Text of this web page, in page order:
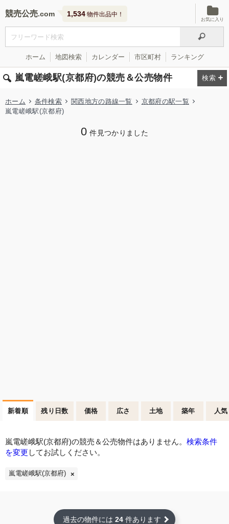
競売公売 1,534 物件出品中！
お気に入り
ホーム 地図検索 カレンダー 市区町村 ランキング
嵐電嵯峨駅(京都府)の競売＆公売物件
ホーム 条件検索 関西地方の路線一覧
京都府の駅一覧
嵐電嵯峨駅(京都府)
0 件見つかりました
新着順 残り日数 価格 広さ 土地 築年 人気
嵐電嵯峨駅(京都府)の競売＆公売物件はありません。 検索条件
を変更 してお試しください。
嵐電嵯峨駅(京都府)
過去の物件には 24 件あります